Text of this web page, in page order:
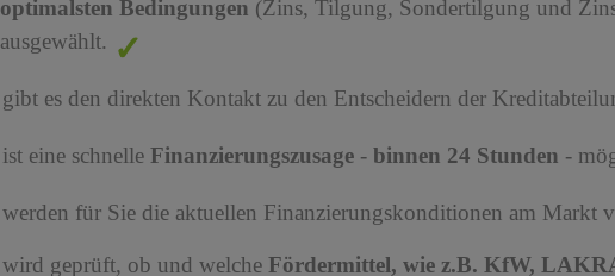
optimalsten Bedingungen (Zins, Tilgung, Sondertilgung und
ausgewählt.
gibt es den direkten Kontakt zu den Entscheidern der
ist eine schnelle Finanzierungszusage- binnen 24 Stunden -
werden für Sie die aktuellen Finanzierungskonditionen am Markt
wird geprüft, ob und welche Fördermittel, wie z.B. KfW,